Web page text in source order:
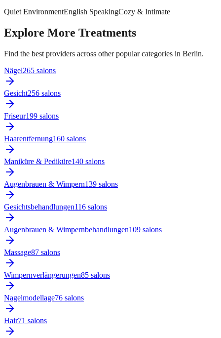
Quiet EnvironmentEnglish SpeakingCozy & Intimate
Explore More Treatments
Find the best providers across other popular categories in Berlin.
Nägel265 salons
Gesicht256 salons
Friseur199 salons
Haarentfernung160 salons
Maniküre & Pediküre140 salons
Augenbrauen & Wimpern139 salons
Gesichtsbehandlungen116 salons
Augenbrauen & Wimpernbehandlungen109 salons
Massage87 salons
Wimpernverlängerungen85 salons
Nagelmodellage76 salons
Hair71 salons